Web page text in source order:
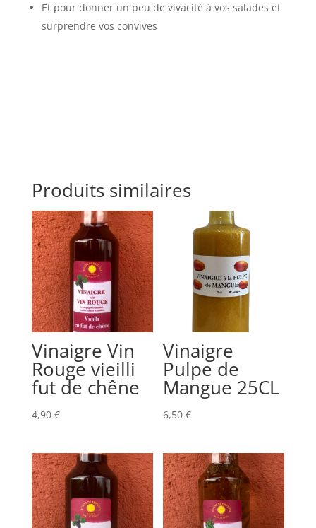
Et pour donner un peu de vivacité à vos salades et
surprendre vos convives
Produits similaires
Vinaigre Vin
Rouge vieilli
fut de chêne
4,90 €
Vinaigre
Pulpe de
Mangue 25CL
6,50€